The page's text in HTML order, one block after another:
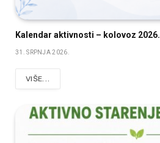
Kalendar aktivnosti – kolovoz 2026.
31. SRPNJA 2026.
VIŠE...